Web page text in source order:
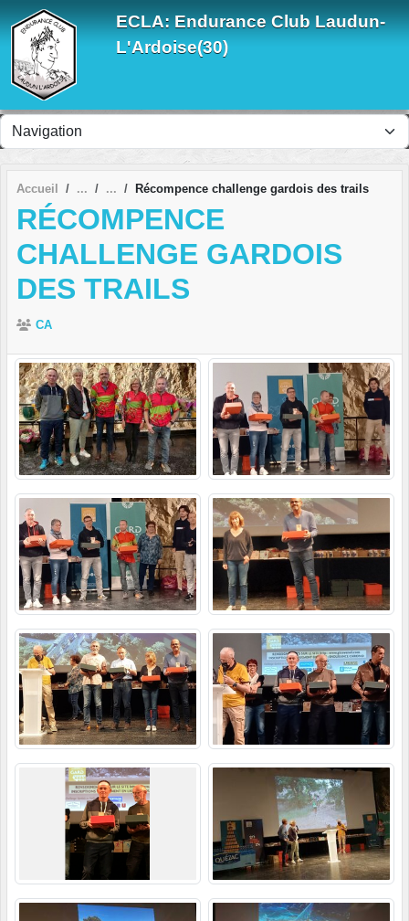
ECLA: Endurance Club Laudun-
L'Ardoise(30)
Accueil Récompence challenge gardois des trails
RÉCOMPENCE
CHALLENGE GARDOIS
DES TRAILS
CA
Panneau de gestion des cookies